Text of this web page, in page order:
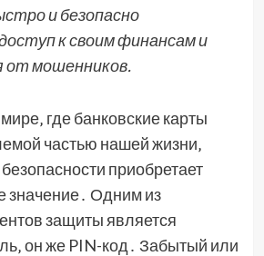
и безопасно
к своим финансам и
мошенников.
где банковские карты
частью нашей жизни‚
приобретает
значение․ Одним из
защиты является
он же PIN-код․ Забытый или